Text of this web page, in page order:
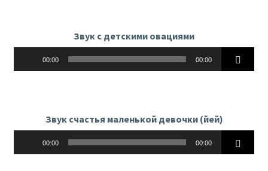
Звук с детскими овациями
00:00 00:00
Звук счастья маленькой девочки (йей)
00:00 00:00